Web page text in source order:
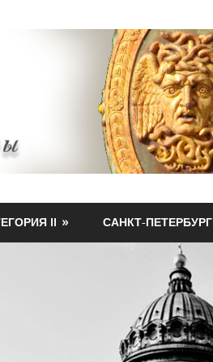
II САНКТ-ПЕТЕРБУРГ